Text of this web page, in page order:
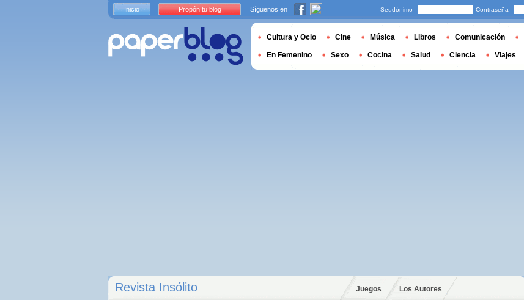
Revista Insólito Juegos Los Autores
Inicio Propón tu blog Síguenos en Seudónimo Contraseña
Cultura y Ocio Cine Música Libros Comunicación
En Femenino Sexo Cocina Salud Ciencia Viajes